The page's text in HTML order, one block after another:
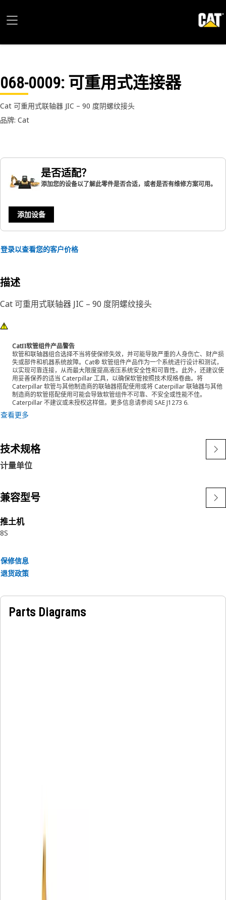
068-0009: 可重用式连接器
Cat 可重用式联轴器 JIC – 90 度阴螺纹接头
品牌: Cat
是否适配？
添加您的设备以了解此零件是否合适，或者是否有维修方案可用。
添加设备
登录以查看您的客户价格
描述
Cat 可重用式联轴器 JIC – 90 度阴螺纹接头
CatΠ软管组件产品警告
软管和联轴器组合选择不当将使保修失效，并可能导致严重的人身伤亡、财产损
失或部件和机器系统故障。Cat® 软管组件产品作为一个系统进行设计和测试，
以实现可靠连接，从而最大限度提高液压系统安全性和可靠性。此外，还建议使
用妥善保养的适当 Caterpillar 工具，以确保软管按照技术规格卷曲。将
Caterpillar 软管与其他制造商的联轴器搭配使用或将 Caterpillar 联轴器与其他
制造商的软管搭配使用可能会导致软管组件不可靠、不安全或性能不佳。
Caterpillar 不建议或未授权这样做。更多信息请参阅 SAE J1273 6.
查看更多
技术规格
计量单位
兼容型号
推土机
8S
保修信息
退货政策
Parts Diagrams